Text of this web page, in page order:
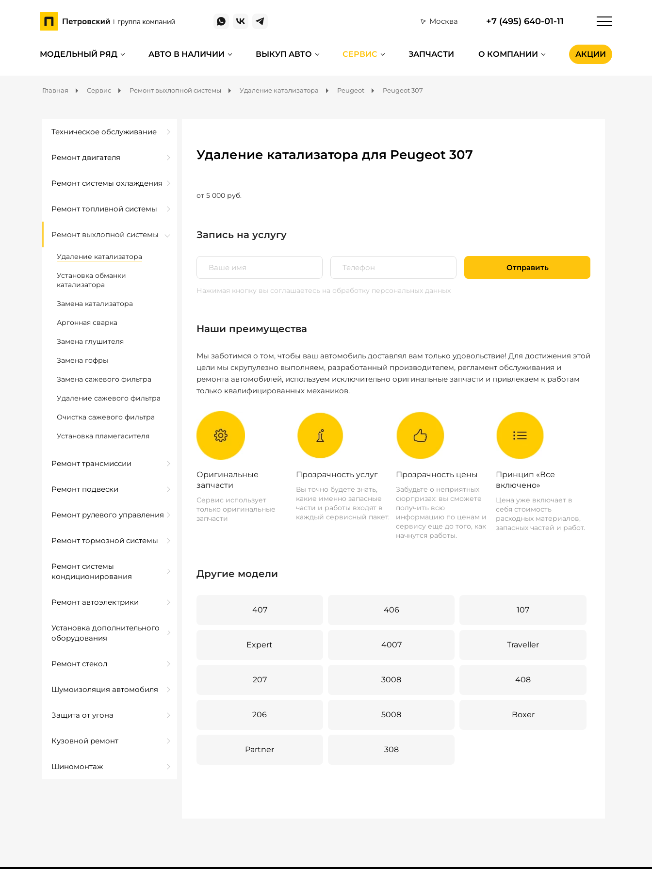
Москва +7 (495) 640-01-11
МОДЕЛЬНЫЙ РЯД АВТО В НАЛИЧИИ ВЫКУП АВТО СЕРВИС ЗАПЧАСТИ О КОМПАНИИ АКЦИИ
Главная Сервис Ремонт выхлопной системы Удаление катализатора Peugeot Peugeot 307
Техническое обслуживание
Ремонт двигателя
Ремонт системы охлаждения
Ремонт топливной системы
Ремонт выхлопной системы
Удаление катализатора
Установка обманки
катализатора
Замена катализатора
Аргонная сварка
Замена глушителя
Замена гофры
Замена сажевого фильтра
Удаление сажевого фильтра
Очистка сажевого фильтра
Установка пламегасителя
Ремонт трансмиссии
Ремонт подвески
Ремонт рулевого управления
Ремонт тормозной системы
Ремонт системы
кондиционирования
Ремонт автоэлектрики
Установка дополнительного
оборудования
Ремонт стекол
Шумоизоляция автомобиля
Защита от угона
Кузовной ремонт
Шиномонтаж
Удаление катализатора для Peugeot 307
от 5 000 руб.
Запись на услугу
Отправить
Нажимая кнопку вы соглашаетесь на обработку персональных данных
Наши преимущества
Мы заботимся о том, чтобы ваш автомобиль доставлял вам только удовольствие! Для достижения этой
цели мы скрупулезно выполняем, разработанный производителем, регламент обслуживания и
ремонта автомобилей, используем исключительно оригинальные запчасти и привлекаем к работам
только квалифицированных механиков.
Оригинальные
запчасти
Сервис использует
только оригинальные
запчасти
Прозрачность услуг
Вы точно будете знать,
какие именно запасные
части и работы входят в
каждый сервисный пакет.
Прозрачность цены
Забудьте о неприятных
сюрпризах: вы сможете
получить всю
информацию по ценам и
сервису еще до того, как
начнутся работы.
Принцип «Все
включено»
Цена уже включает в
себя стоимость
расходных материалов,
запасных частей и работ.
Другие модели
407 406 107
Expert 4007 Traveller
207 3008 408
206 5008 Boxer
Partner 308